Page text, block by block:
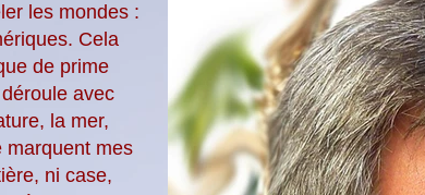
les mondes :
Cela
de prime
avec
la mer,
marquent mes
ni case,